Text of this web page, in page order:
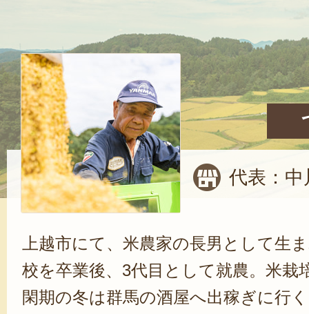
代表：中
上越市にて、米農家の長男として生
校を卒業後、3代目として就農。米栽
閑期の冬は群馬の酒屋へ出稼ぎに行